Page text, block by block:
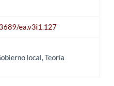
ea.v3i1.127
local, Teoría